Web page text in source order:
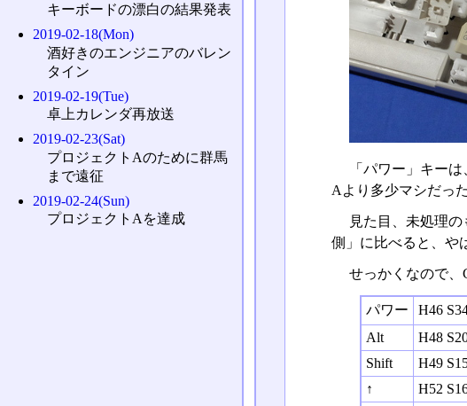
「パワー」キー
Aより多少マシだっ
見た目、未処理
側」に比べると、や
せっかくなので、
パワー
H46
Alt
H48
Shift
H49
↑
H52
キーボードの漂白の結果発表
2019-02-18(Mon)
酒好きのエンジニアのバレン
タイン
2019-02-19(Tue)
卓上カレンダ再放送
2019-02-23(Sat)
プロジェクトAのために群馬
まで遠征
2019-02-24(Sun)
プロジェクトAを達成